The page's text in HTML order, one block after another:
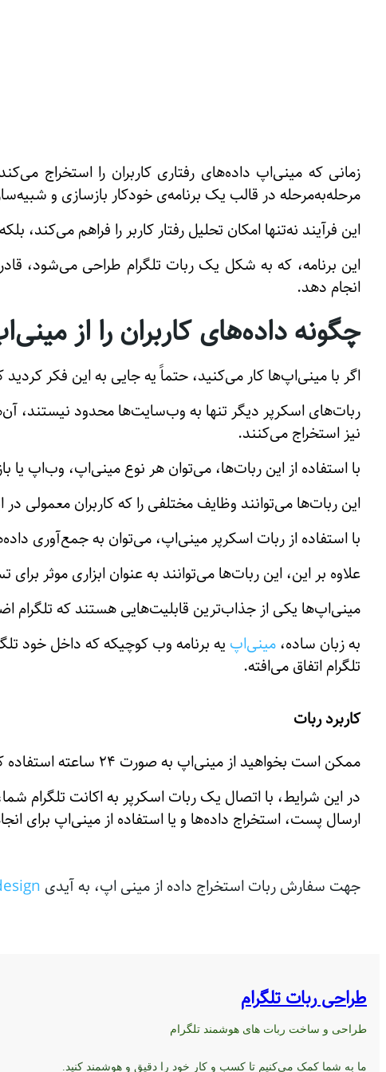
زمانی که مینی‌اپ داده‌های رفتاری کاربران را استخراج
مرحله‌به‌مرحله در قالب یک برنامه‌ی خودکار بازسازی و
این فرآیند نه‌تنها امکان تحلیل رفتار کاربر را فراهم
این برنامه، که به شکل یک ربات تلگرام طراحی می‌شود،
انجام دهد.
چگونه داده‌های کاربران را از
اگر با مینی‌اپ‌ها کار می‌کنید، حتماً یه جایی به این فکر
ربات‌های اسکرپر دیگر تنها به وب‌سایت‌ها محدود نیستند،
نیز استخراج می‌کنند.
با استفاده از این ربات‌ها، می‌توان هر نوع مینی‌اپ، وب‌اپ یا
این ربات‌ها می‌توانند وظایف مختلفی را که کاربران معمولی
با استفاده از ربات اسکرپر مینی‌اپ، می‌توان به جمع‌آوری
علاوه بر این، این ربات‌ها می‌توانند به عنوان ابزاری موثر
مینی‌اپ‌ها یکی از جذاب‌ترین قابلیت‌هایی هستند که تلگرام
به زبان ساده،مینی‌اپ یه برنامه وب کوچیکه که داخل خود
تلگرام اتفاق می‌افته.
کاربرد ربات
ممکن است بخواهید از مینی‌اپ به صورت ۲۴ ساعته استفاده کنید، اما یک انسان به طور طبیعی نمی‌تواند تمام وقت خود را صرف گوشی کند.
در این شرایط، با اتصال یک ربات اسکرپر به اکانت تلگرام
ارسال پست، استخراج داده‌ها و یا استفاده از مینی‌اپ برای
جهت سفارش ربات استخراج داده از مینی اپ، به آیدی
طراحی ربات تلگرام
طراحی و ساخت ربات های هوشمند تلگرام
ما به شما کمک می‌کنیم تا کسب و کار خود را دقیق و هوشمند کنید.